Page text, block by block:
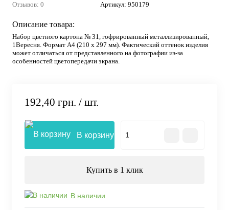
Отзывов: 0 Артикул: 950179
Описание товара:
Набор цветного картона № 31, гофрированный металлизированный,
1Вересня. Формат А4 (210 х 297 мм). Фактический оттенок изделия
может отличаться от представленного на фотографии из-за
особенностей цветопередачи экрана.
192,40 грн. / шт.
В корзину
Купить в 1 клик
В наличии